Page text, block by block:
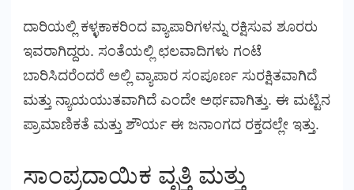
ದಾರಿಯಲ್ಲಿ ಕಳ್ಳಕಾಕರಿಂದ ವ್ಯಾಪಾರಿಗಳನ್ನು ರಕ್ಷಿಸುವ ಶೂರರು
ಇವರಾಗಿದ್ದರು. ಸಂತೆಯಲ್ಲಿ ಛಲವಾದಿಗಳು ಗಂಟೆ
ಬಾರಿಸಿದರೆಂದರೆ ಅಲ್ಲಿ ವ್ಯಾಪಾರ ಸಂಪೂರ್ಣ ಸುರಕ್ಷಿತವಾಗಿದೆ
ಮತ್ತು ನ್ಯಾಯಯುತವಾಗಿದೆ ಎಂದೇ ಅರ್ಥವಾಗಿತ್ತು. ಈ ಮಟ್ಟಿನ
ಪ್ರಾಮಾಣಿಕತೆ ಮತ್ತು ಶೌರ್ಯ ಈ ಜನಾಂಗದ ರಕ್ತದಲ್ಲೇ ಇತ್ತು.
ಸಾಂಪ್ರದಾಯಿಕ ವೃತ್ತಿ ಮತ್ತು